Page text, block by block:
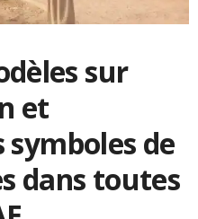
sur
et
symboles de
dans toutes